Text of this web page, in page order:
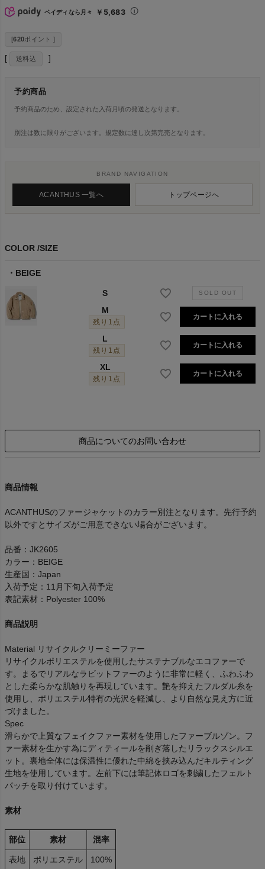
ペイディなら月々 ￥5,683
[620ポイント ]
送料込
予約商品
予約商品のため、設定された入荷月頃の発送となります。
別注は数に限りがございます。規定数に達し次第完売となります。
BRAND NAVIGATION
ACANTHUS 一覧へ トップページへ
COLOR SIZE
BEIGE
S
M
残り1点
カートに入れる
L
残り1点
カートに入れる
XL
残り1点
カートに入れる
商品についてのお問い合わせ
商品情報
ACANTHUSのファージャケットのカラー別注となります。先行予約
以外ですとサイズがご用意できない場合がございます。
品番：JK2605
カラー：BEIGE
生産国：Japan
入荷予定：11月下旬入荷予定
表記素材：Polyester 100%
商品説明
Material リサイクルクリーミーファー
リサイクルポリエステルを使用したサステナブルなエコファーで
す。まるでリアルなラビットファーのように非常に軽く、ふわふわ
とした柔らかな肌触りを再現しています。艶を抑えたフルダル糸を
使用し、ポリエステル特有の光沢を軽減し、より自然な見え方に近
づけました。
Spec
滑らかで上質なフェイクファー素材を使用したファーブルゾン。フ
ァー素材を生かす為にディティールを削ぎ落したリラックスシルエ
ット。裏地全体には保温性に優れた中綿を挟み込んだキルティング
生地を使用しています。左前下には筆記体ロゴを刺繍したフェルト
パッチを取り付けています。
素材
部位 素材 混率
表地 ポリエステル 100%